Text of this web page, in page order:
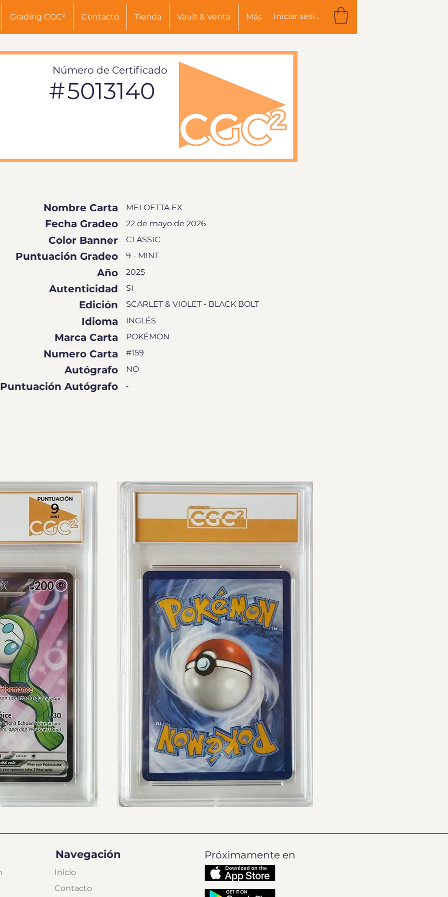
Iniciar sesión
Grading CGC² Contacto Tienda Vault & Venta Más
Número de Certificado
#5013140
Nombre Carta
Fecha Gradeo
Color Banner
Puntuación Gradeo
Año
Autenticidad
Edición
Idioma
Marca Carta
Numero Carta
Autógrafo
Puntuación Autógrafo
MELOETTA EX
22 de mayo de 2026
CLASSIC
9 - MINT
2025
SI
SCARLET & VIOLET - BLACK BOLT
INGLÉS
POKÉMON
#159
NO
-
Navegación
Inicio
Contacto
Próximamente en